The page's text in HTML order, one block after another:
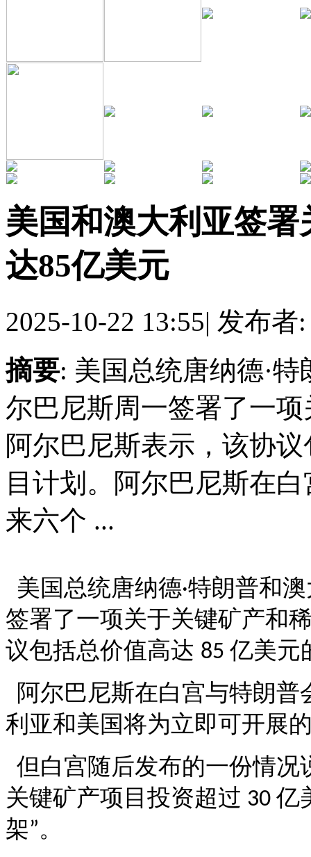
美国和澳大利亚签
达85亿美元
2025-10-22 13:55| 发布者
摘要: 美国总统唐纳德·
尔巴尼斯周一签署了一
阿尔巴尼斯表示，该协
目计划。阿尔巴尼斯在
来六个 ...
美国总统唐纳德·特朗普和
签署了一项关于关键矿产和
议包括总价值高达 85 亿美元
阿尔巴尼斯在白宫与特朗普
利亚和美国将为立即可开展
但白宫随后发布的一份情
关键矿产项目投资超过 30 亿
架”。